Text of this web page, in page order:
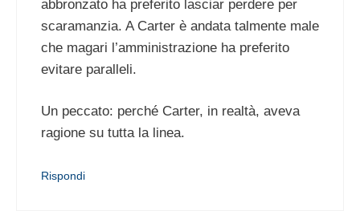
abbronzato ha preferito lasciar perdere per
scaramanzia. A Carter è andata talmente male
che magari l’amministrazione ha preferito
evitare paralleli.
Un peccato: perché Carter, in realtà, aveva
ragione su tutta la linea.
Rispondi